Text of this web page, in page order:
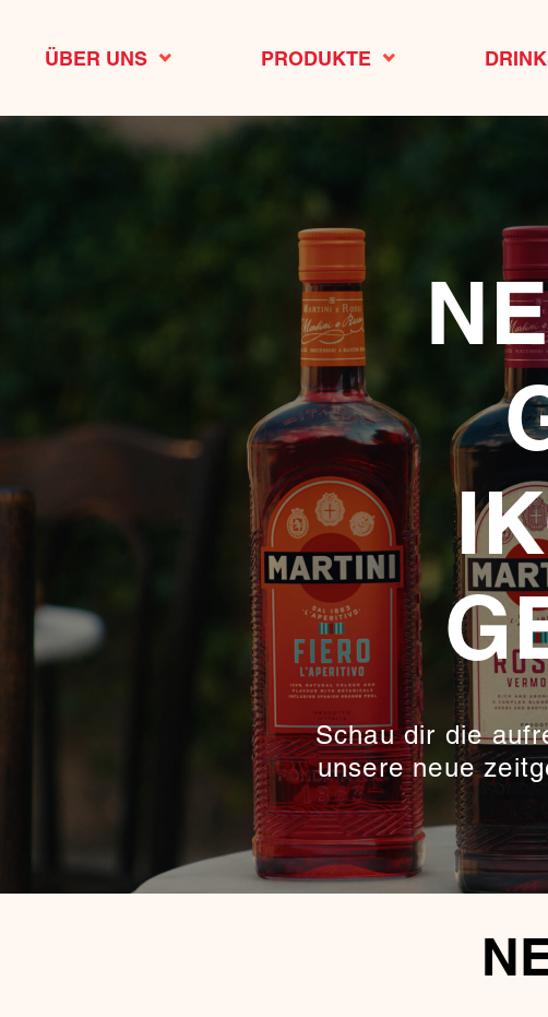
ÜBER UNS PRODUKTE
Schau dir die
unsere neue